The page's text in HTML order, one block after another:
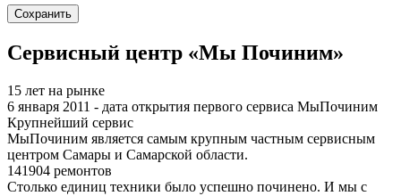
Я спамер
Сервисный центр «Мы Починим»
15 лет на рынке
6 января 2011 - дата открытия первого сервиса МыПочиним
Крупнейший сервис
МыПочиним является самым крупным частным сервисным
центром Самары и Самарской области.
141904 ремонтов
Столько единиц техники было успешно починено. И мы с